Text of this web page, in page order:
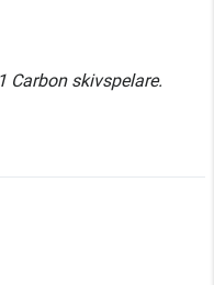
Carbon skivspelare.